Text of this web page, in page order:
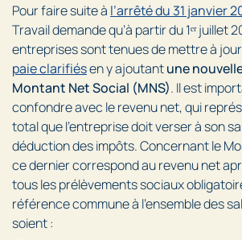
Pour faire suite à l’arrêté du 31 janvier
Travail demande qu’à partir du 1ᵉʳ juillet
entreprises sont tenues de mettre à
paie clarifiésen y ajoutantune
Montant Net Social (MNS). Il est
confondre avec le revenu net, qui
total que l’entreprise doit verser à son
déduction des impôts. Concernant le
ce dernier correspond au revenu net
tous les prélèvements sociaux
référence commune à l’ensemble des
soient :